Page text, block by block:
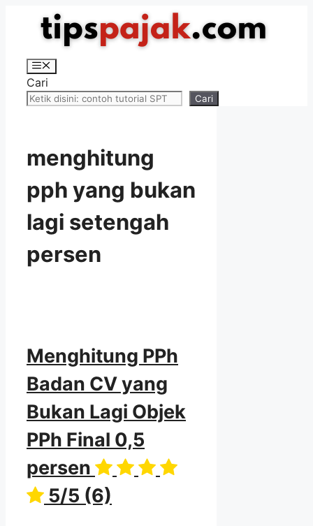
Langsung
Menu
Cari
Cari
menghitung
pph yang bukan
lagi setengah
persen
Menghitung PPh
Badan CV yang
Bukan Lagi Objek
PPh Final 0,5
persen
5/5 (6)